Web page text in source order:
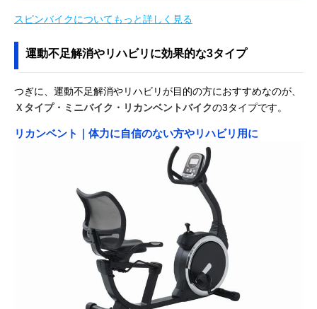
スピンバイクについてもっと詳しく見る
運動不足解消やリハビリに効果的な3タイプ
つぎに、運動不足解消やリハビリが目的の方におすすめなのが、
Ｘタイプ・ミニバイク・リカンベントバイクの3タイプです。
リカンベント｜体力に自信のない方やリハビリ用に